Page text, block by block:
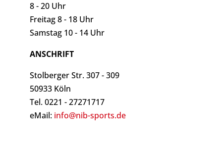
8 - 20 Uhr
Freitag 8 - 18 Uhr
Samstag 10 - 14 Uhr
ANSCHRIFT
Stolberger Str. 307 - 309
50933 Köln
Tel. 0221 - 27271717
eMail: info@nib-sports.de